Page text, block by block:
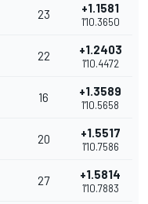
23 +1.1581
1'10.3650
22 +1.2403
1'10.4472
16 +1.3589
1'10.5658
20 +1.5517
1'10.7586
27 +1.5814
1'10.7883